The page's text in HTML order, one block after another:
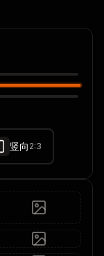
热门
竖向 2:3